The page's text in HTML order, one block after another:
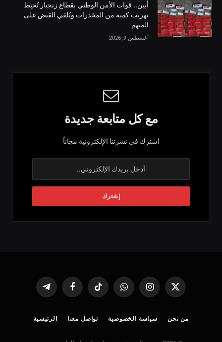
أبين.. قوات الأمن الوطني بقطاع زنجبار تُحبِط
تهريب كمية من المخدرات وتُلقي القبض على
المتهم
أغسطس 9, 2026
مع كل متابعة جديدة
اشترك في نشرتنا الإلكترونية مجاناً
X
الانستغرامواتساب تيكتوك فيسبوك تيلقرام
من نحن سياسة الخصوصية تواصل معنا الرئيسية